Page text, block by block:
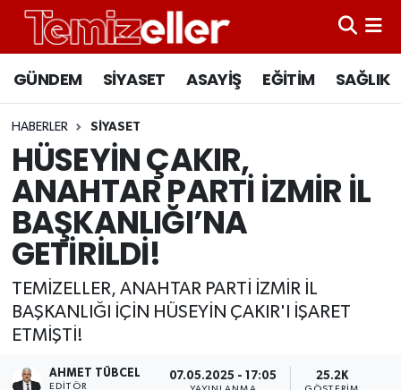
GÜNDEM SİYASET ASAYİŞ EĞİTİM SAĞLIK
HABERLER SİYASET
HÜSEYİN ÇAKIR,
ANAHTAR PARTİ İZMİR İL
BAŞKANLIĞI’NA
GETİRİLDİ!
TEMİZELLER, ANAHTAR PARTİ İZMİR İL
BAŞKANLIĞI İÇİN HÜSEYİN ÇAKIR'I İŞARET
ETMİŞTİ!
AHMET TÜBCEL
EDITÖR
07.05.2025 - 17:05 25.2K
CANLI YAYIN
ASAYİŞ
EĞİTİM
SAĞLIK
SİYASET
Hava Durumu
Süper Lig Puan Durumu ve Fikstür
Tüm Manşetler
Son Dakika Haberleri
Haber Arşivi